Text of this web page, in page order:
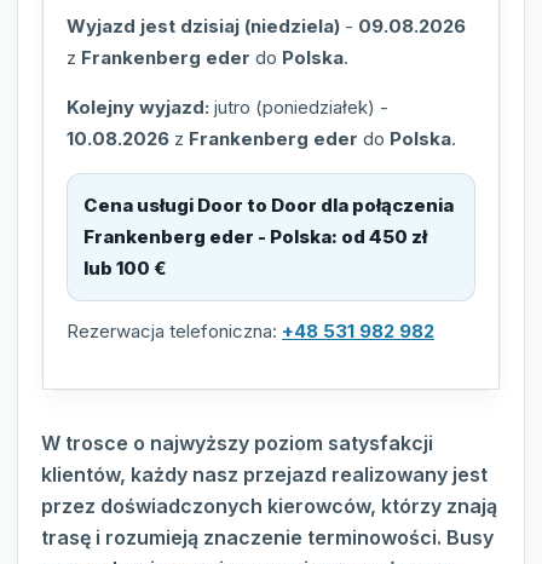
Wyjazd jest dzisiaj (niedziela) - 09.08.2026
z Frankenberg eder do Polska.
Kolejny wyjazd: jutro (poniedziałek) -
10.08.2026 z Frankenberg eder do Polska.
Cena usługi Door to Door dla połączenia
Frankenberg eder - Polska: od 450 zł
lub 100 €
Rezerwacja telefoniczna: +48 531 982 982
W trosce o najwyższy poziom satysfakcji
klientów, każdy nasz przejazd realizowany jest
przez doświadczonych kierowców, którzy znają
trasę i rozumieją znaczenie terminowości. Busy